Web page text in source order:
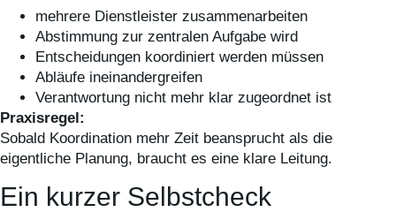
mehrere Dienstleister zusammenarbeiten
Abstimmung zur zentralen Aufgabe wird
Entscheidungen koordiniert werden müssen
Abläufe ineinandergreifen
Verantwortung nicht mehr klar zugeordnet ist
Praxisregel:
Sobald Koordination mehr Zeit beansprucht als die
eigentliche Planung, braucht es eine klare Leitung.
Ein kurzer Selbstcheck